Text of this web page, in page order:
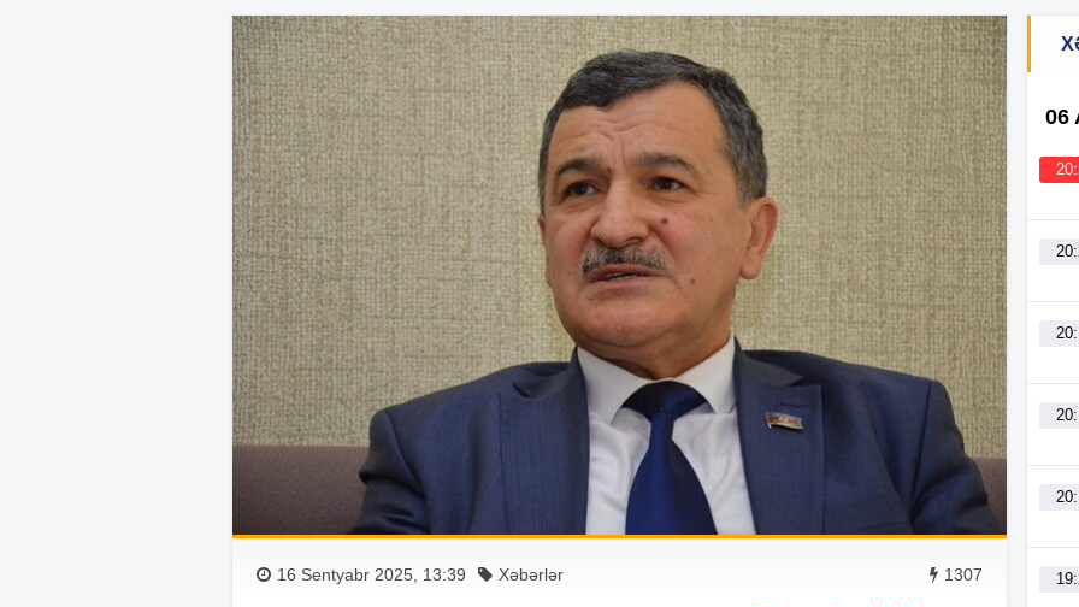
16 Sentyabr 2025, 13:39 Xəbərlər 1307
06